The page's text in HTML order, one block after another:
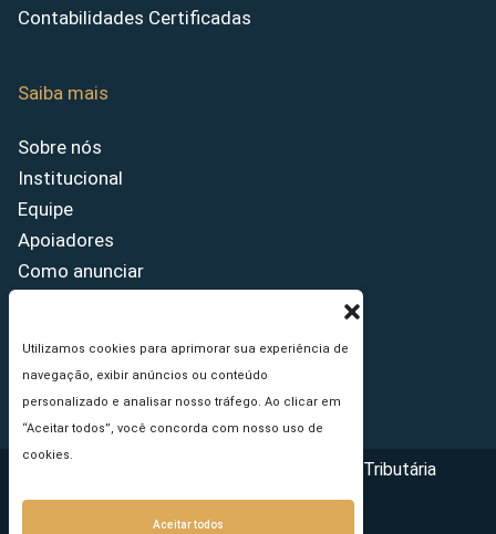
Utilizamos cookies para aprimorar sua experiência de
navegação, exibir anúncios ou conteúdo
personalizado e analisar nosso tráfego. Ao clicar em
“Aceitar todos”, você concorda com nosso uso de
cookies.
Aceitar todos
Contabilidades Certificadas
Saiba mais
Sobre nós
Institucional
Equipe
Apoiadores
Como anunciar
Princípios Editoriais
Copyright © 2026 - Portal da Reforma Tributária